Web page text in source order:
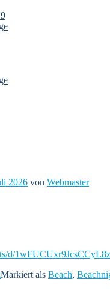
2026 von Webmaster
d/
Markiert als Beach,